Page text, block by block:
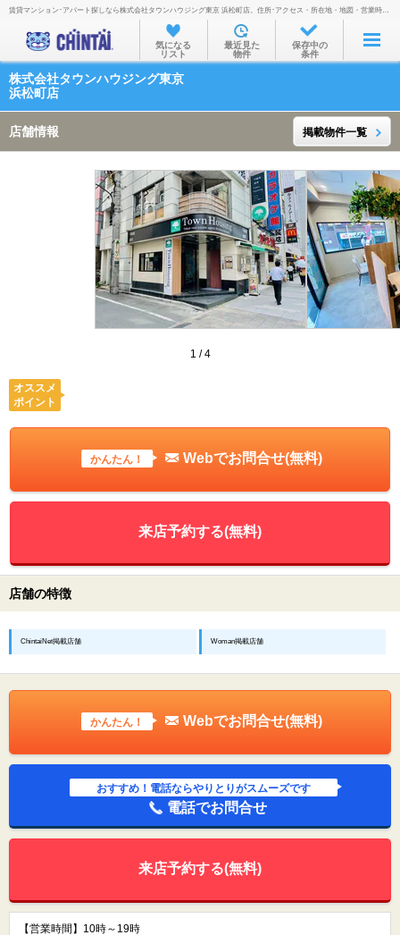
お部屋を探す
沿線・駅から
通勤通学時間から
物件特集から
不動産会社から
TOP
賃貸マンション･アパート探しなら株式会社タウンハウジング東京 浜松町店。住所･アクセス・所在地・地図・営業時間・定休日・電話番号などを掲載。
気になる
リスト
最近見た
物件
保存中の
条件
株式会社タウンハウジング東京
浜松町店
店舗情報 掲載物件一覧
1 /4
オススメ
ポイント
かんたん！ Webでお問合せ(無料)
来店予約する(無料)
店舗の特徴
ChintaiNet掲載店舗 Woman掲載店舗
かんたん！ Webでお問合せ(無料)
おすすめ！電話ならやりとりがスムーズです
電話でお問合せ
来店予約する(無料)
【営業時間】10時～19時